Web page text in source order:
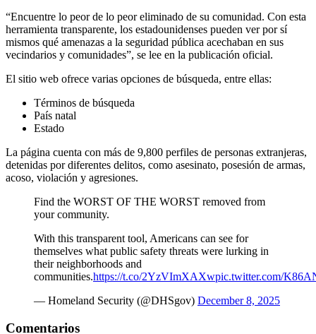
“Encuentre lo peor de lo peor eliminado de su comunidad. Con esta
herramienta transparente, los estadounidenses pueden ver por sí
mismos qué amenazas a la seguridad pública acechaban en sus
vecindarios y comunidades”, se lee en la publicación oficial.
El sitio web ofrece varias opciones de búsqueda, entre ellas:
Términos de búsqueda
País natal
Estado
La página cuenta con más de 9,800 perfiles de personas extranjeras,
detenidas por diferentes delitos, como asesinato, posesión de armas,
acoso, violación y agresiones.
Find the WORST OF THE WORST removed from
your community.
With this transparent tool, Americans can see for
themselves what public safety threats were lurking in
their neighborhoods and
communities.https://t.co/2YzVImXAXwpic.twitter.com/
— Homeland Security (@DHSgov) December 8, 2025
Comentarios